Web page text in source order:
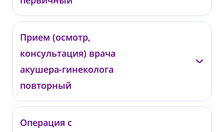
Подольская Т.В.
КГ01
от 4 000 ₽
Прием (осмотр,
консультация) врача
акушера-гинеколога
повторный
Подольская Т.В.
Операция с